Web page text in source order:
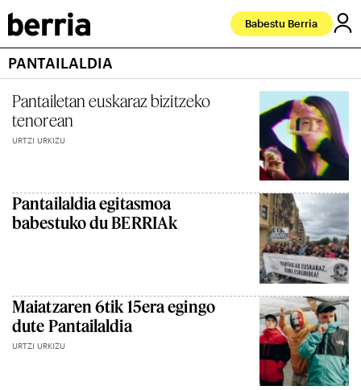
Babestu Berria
PANTAILALDIA
Pantailetan euskaraz bizitzeko
tenorean
URTZI URKIZU
Pantailaldia egitasmoa
babestuko du BERRIAk
Maiatzaren 6tik 15era egingo
dute Pantailaldia
URTZI URKIZU